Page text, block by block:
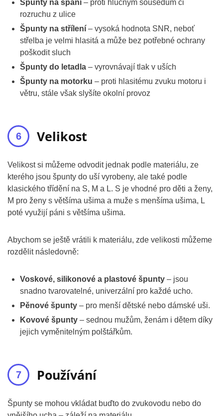
Špunty na spaní – proti hlučným sousedům či
rozruchu z ulice
Špunty na střílení – vysoká hodnota SNR, neboť
střelba je velmi hlasitá a může bez potřebné ochrany
poškodit sluch
Špunty do letadla – vyrovnávají tlak v uších
Špunty na motorku – proti hlasitému zvuku motoru i
větru, stále však slyšíte okolní provoz
Velikost
Velikost si můžeme odvodit jednak podle materiálu, ze
kterého jsou špunty do uší vyrobeny, ale také podle
klasického třídění na S, M a L. S je vhodné pro děti a ženy,
M pro ženy s většíma ušima a muže s menšíma ušima, L
poté využijí páni s většíma ušima.
Abychom se ještě vrátili k materiálu, zde velikosti můžeme
rozdělit následovně:
Voskové, silikonové a plastové špunty – jsou
snadno tvarovatelné, univerzální pro každé ucho.
Pěnové špunty – pro menší dětské nebo dámské uši.
Kovové špunty – sednou mužům, ženám i dětem díky
jejich vyměnitelným polštářkům.
Používání
Špunty se mohou vkládat buďto do zvukovodu nebo do